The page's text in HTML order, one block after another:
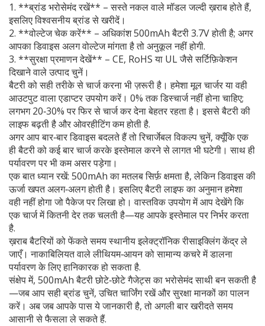
1. **ब्रांड भरोसेमंद रखें** – सस्ते नकल वाले मॉडल जल्दी ख़राब होते हैं,
इसलिए विश्वसनीय ब्रांड से खरीदें।
2. **वोल्टेज चेक करें** – अधिकांश 500mAh बैटरी 3.7V होती है; अगर
आपका डिवाइस अलग वोल्टेज मांगता है तो अनुकूल नहीं होगी.
3. **सुरक्षा प्रमाणन देखें** – CE, RoHS या UL जैसे सर्टिफ़िकेशन
दिखाने वाले उत्पाद चुनें।
बैटरी को सही तरीके से चार्ज करना भी ज़रूरी है। हमेशा मूल चार्जर या वही
आउटपुट वाला एडाप्टर उपयोग करें। 0% तक डिस्चार्ज नहीं होना चाहिए;
लगभग 20‑30% पर फिर से चार्ज कर देना बेहतर रहता है। इससे बैटरी की
लाइफ बढ़ती है और ओवरहीटिंग कम होती है.
अगर आप बार‑बार डिवाइस बदलते हैं तो रिचार्जेबल विकल्प चुनें, क्यूँकि एक
ही बैटरी को कई बार चार्ज करके इस्तेमाल करने से लागत भी घटेगी। साथ ही
पर्यावरण पर भी कम असर पड़ेगा।
एक बात ध्यान रखें: 500mAh का मतलब सिर्फ़ क्षमता है, लेकिन डिवाइस की
ऊर्जा खपत अलग‑अलग होती है। इसलिए बैटरी लाइफ का अनुमान हमेशा
वही नहीं होगा जो पैकेज पर लिखा हो। वास्तविक उपयोग में आप देखेंगे कि
एक चार्ज में कितनी देर तक चलती है—यह आपके इस्तेमाल पर निर्भर करता
है.
ख़राब बैटरियों को फेंकते समय स्थानीय इलेक्ट्रॉनिक रीसाइक्लिंग केंद्र ले
जाएँ। नाकाबिलियत वाले लीथियम‑आयन को सामान्य कचरे में डालना
पर्यावरण के लिए हानिकारक हो सकता है.
संक्षेप में, 500mAh बैटरी छोटे‑छोटे गैजेट्स का भरोसेमंद साथी बन सकती है
—जब आप सही ब्रांड चुनें, उचित चार्जिंग रखें और सुरक्षा मानकों का पालन
करें। अब जब आपके पास ये जानकारी है, तो अगली बार खरीदते समय
आसानी से फैसला ले सकते हैं.